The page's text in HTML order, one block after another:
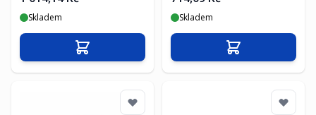
Skladem
Přidat do košíku
Skladem
Přidat do košíku